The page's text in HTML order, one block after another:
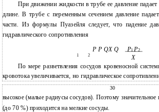
При движении жидкости в трубе ее давление
длине. В трубе с переменным сечением давление
части. Из формулы Пуазейля следует, что падение
гидравлического сопротивления
P P QX Q P1P2
1 2
X
По мере разветвления сосудов кровеносной
кровотока увеличивается, но гидравлическое
30
высокое (малые радиусы сосудов). Поэтому значительное
(до 70 %) приходится на мелкие сосуды.